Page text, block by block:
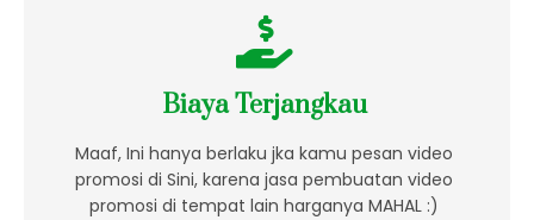
Biaya Terjangkau
Maaf, Ini hanya berlaku jka kamu pesan video
promosi di Sini, karena jasa pembuatan video
promosi di tempat lain harganya MAHAL :)